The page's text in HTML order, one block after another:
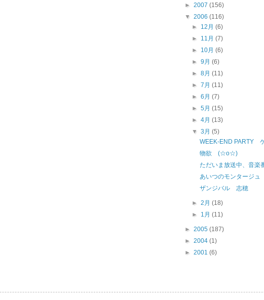
► 2007 (156)
▼ 2006 (116)
► 12月(6)
► 11月(7)
► 10月(6)
►9月(6)
►8月(11)
►7月(11)
►6月(7)
►5月(15)
►4月(13)
▼3月(5)
WEEK-END PARTY
物欲 (☆o☆)
ただいま放送中、音楽
あいつのモンタージュ
ザンジバル 志穂
►2月(18)
► 1月(11)
► 2005 (187)
► 2004 (1)
► 2001 (6)